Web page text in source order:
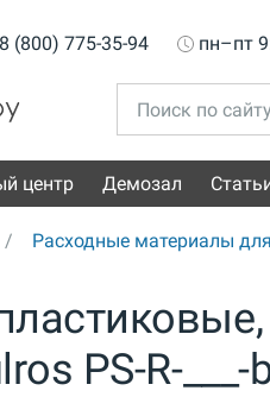
8 (800) 775-35-94 пн–пт
центр Демозал
Расходные материалы
PS-R-___-